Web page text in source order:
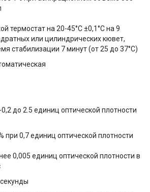
термостат на 20-45°С ±0,1°С на 9
или цилиндрических кювет,
стабилизации 7 минут (от 25 до 37°С)
до 2.5 единиц оптической плотности
при 0,7единиц оптической плотности
0,005 единиц оптической плотности в